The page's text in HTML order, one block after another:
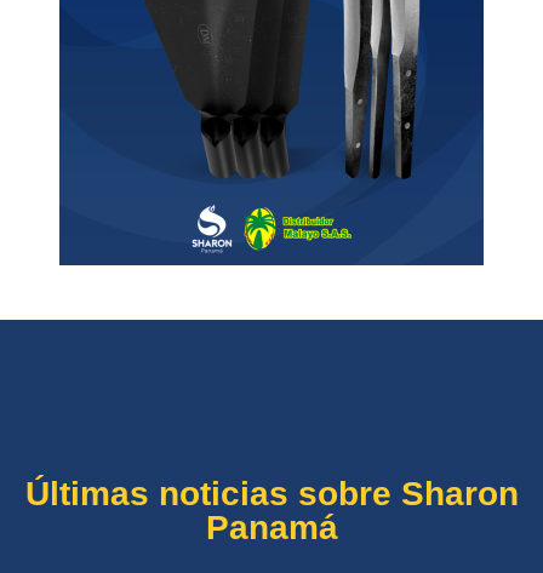
Últimas noticias sobre Sharon
Panamá